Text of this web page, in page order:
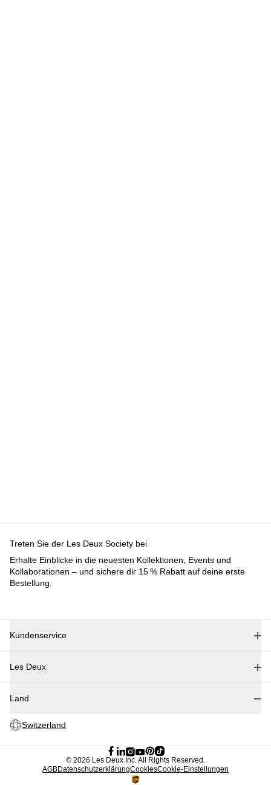
Kundenservice
Kontakt
Rückgabe
Les Deux
Responsibility
Partner Platform
Land
Switzerland
Treten Sie der Les Deux Society bei
Erhalte Einblicke in die neuesten Kollektionen, Events und
Kollaborationen – und sichere dir 15 % Rabatt auf deine erste
Bestellung.
© 2026 Les Deux Inc. All Rights Reserved.
AGBDatenschutzerklärungCookiesCookie-Einstellungen